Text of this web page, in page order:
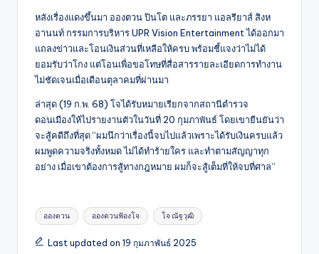
หลังเรื่องแดงขึ้นมา อองตวน ปินโต และภรรยา แอลรียาส์ สิงห
อานนท์ กรรมการบริหาร UPR Vision Entertainment ได้ออกมา
แถลงข่าวและโอนเงินส่วนที่เหลือให้ครบ พร้อมชี้แจงว่าไม่ได้
ยอมรับว่าโกง แต่โอนเพื่อขอโทษที่สื่อสารรายละเอียดการทำงาน
ไม่ชัดเจนเมื่อเดือนตุลาคมที่ผ่านมา
ล่าสุด (19 ก.พ. 68) โจได้รับหมายเรียกจากสถานีตำรวจ
ดอนเมืองให้ไปรายงานตัวในวันที่ 20 กุมภาพันธ์ โดยเขายืนยันว่า
จะสู้คดีถึงที่สุด “ผมนึกว่าเรื่องนี้จบไปแล้วเพราะได้รับเงินครบแล้ว
ผมพูดความจริงทั้งหมด ไม่ได้ทำร้ายใคร และทำตามสัญญาทุก
อย่าง เมื่อเขาต้องการสู้ทางกฎหมาย ผมก็จะสู้เต็มที่ให้จบที่ศาล”
Tags:
อองตวน อองตวนฟ้องโจ โจ ณัฐวุฒิ
Last updated on 19 กุมภาพันธ์ 2025